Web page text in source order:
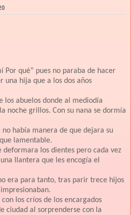
Por qué” pues no paraba de hacer
una hija que a los dos años
los abuelos donde al mediodía
noche grillos. Con su nana se dormía
había manera de que dejara su
lamentable.
deformara los dientes pero cada vez
llantera que les encogía el
era para tanto, tras parir trece hijos
los críos de los encargados
ciudad al sorprenderse con la